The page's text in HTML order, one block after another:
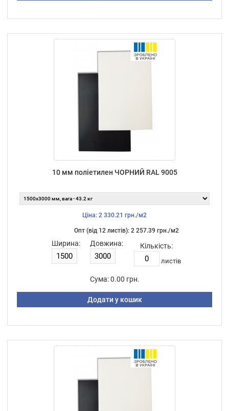
10 мм поліетилен ЧОРНИЙ RAL 9005
Ціна: 2 330.21 грн./м2
Опт (від 12 листiв): 2 257.39 грн./м2
Ширина: Довжина: Кількість:
листiв
Сума: 0.00 грн.
Додати у кошик